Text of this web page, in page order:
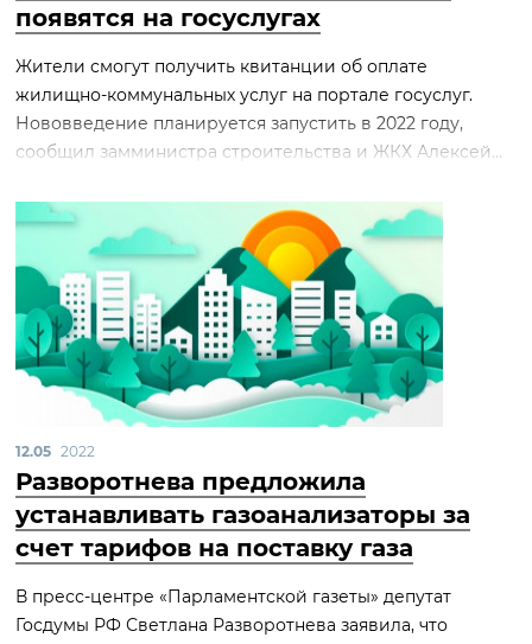
появятся на госуслугах
Жители смогут получить квитанции об оплате
жилищно-коммунальных услуг на портале госуслуг.
Нововведение планируется запустить в 2022 году,
сообщил замминистра строительства и ЖКХ Алексей...
12.05 2022
Разворотнева предложила
устанавливать газоанализаторы за
счет тарифов на поставку газа
В пресс-центре «Парламентской газеты» депутат
Госдумы РФ Светлана Разворотнева заявила, что